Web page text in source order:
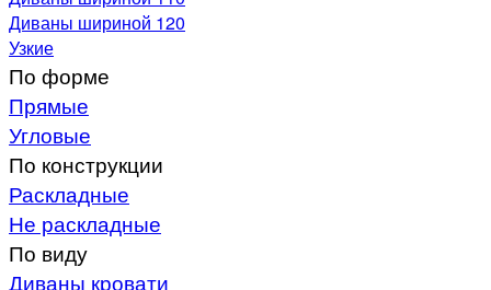
Диваны шириной 120
Узкие
По форме
Прямые
Угловые
По конструкции
Раскладные
Не раскладные
По виду
Диваны кровати